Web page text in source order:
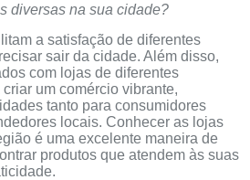
diversas na sua cidade?
a satisfação de diferentes
sair da cidade. Além disso,
com lojas de diferentes
um comércio vibrante,
tanto para consumidores
locais. Conhecer as lojas
é uma excelente maneira de
produtos que atendem às suas